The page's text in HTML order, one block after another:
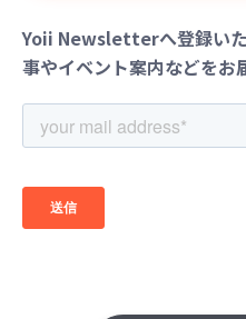
Yoii Newsletterへ登録い
事やイベント案内などをお